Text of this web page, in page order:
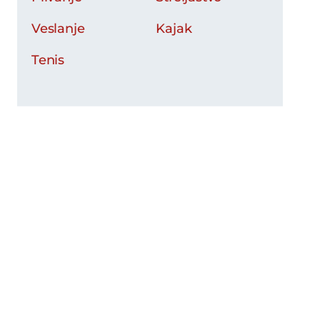
Veslanje
Kajak
Tenis